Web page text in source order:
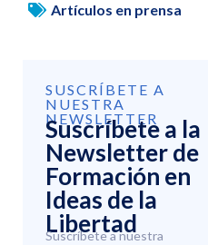
Artículos en prensa
SUSCRÍBETE A
NUESTRA
NEWSLETTER
Suscríbete a la
Newsletter de
Formación en
Ideas de la
Libertad
Suscríbete a nuestra